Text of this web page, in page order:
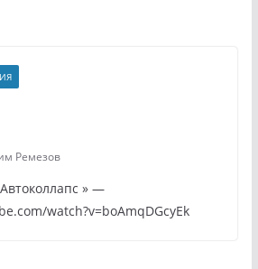
Ремезов
» —
watch?v=boAmqDGcyEk